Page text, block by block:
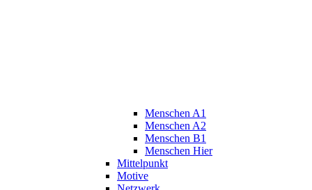
Menschen A1
Menschen A2
Menschen B1
Menschen Hier
Mittelpunkt
Motive